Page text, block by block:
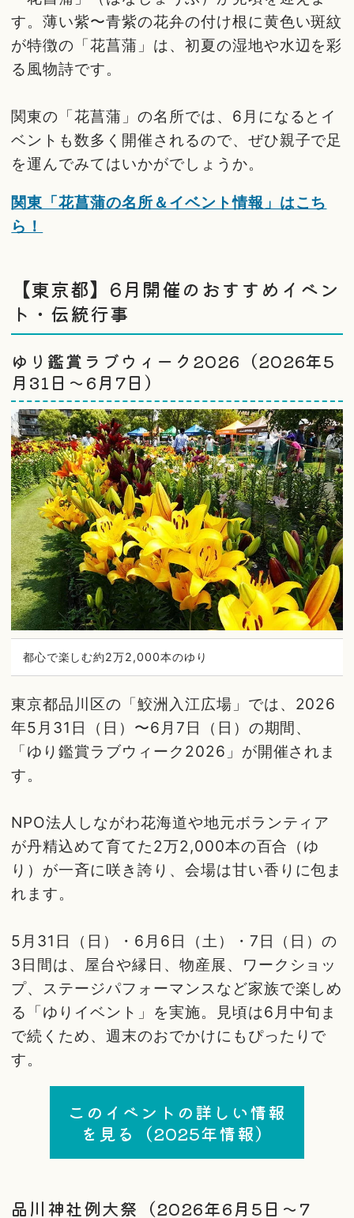
す。薄い紫〜青紫の花弁の付け根に黄色い斑紋
が特徴の「花菖蒲」は、初夏の湿地や水辺を彩
る風物詩です。
関東の「花菖蒲」の名所では、6月になるとイ
ベントも数多く開催されるので、ぜひ親子で足
を運んでみてはいかがでしょうか。
関東「花菖蒲の名所＆イベント情報」はこち
ら！
【東京都】6月開催のおすすめイベン
ト・伝統行事
ゆり鑑賞ラブウィーク2026（2026年5
月31日〜6月7日）
都心で楽しむ約2万2,000本のゆり
東京都品川区の「鮫洲入江広場」では、2026
年5月31日（日）〜6月7日（日）の期間、
「ゆり鑑賞ラブウィーク2026」が開催されま
す。
NPO法人しながわ花海道や地元ボランティア
が丹精込めて育てた2万2,000本の百合（ゆ
り）が一斉に咲き誇り、会場は甘い香りに包ま
れます。
5月31日（日）・6月6日（土）・7日（日）の
3日間は、屋台や縁日、物産展、ワークショッ
プ、ステージパフォーマンスなど家族で楽しめ
る「ゆりイベント」を実施。見頃は6月中旬ま
で続くため、週末のおでかけにもぴったりで
す。
このイベントの詳しい情報
を見る（2025年情報）
品川神社例大祭（2026年6月5日〜7